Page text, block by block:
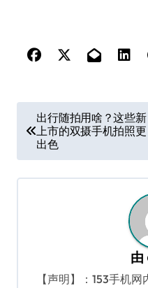
章
导
航
出行随拍用啥？这些新
上市的双摄手机拍照更
出色
由
【声明】：153手机